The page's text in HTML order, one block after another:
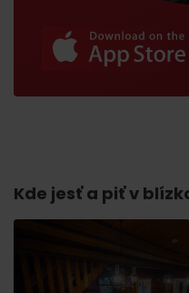
Kde jesť a piť v